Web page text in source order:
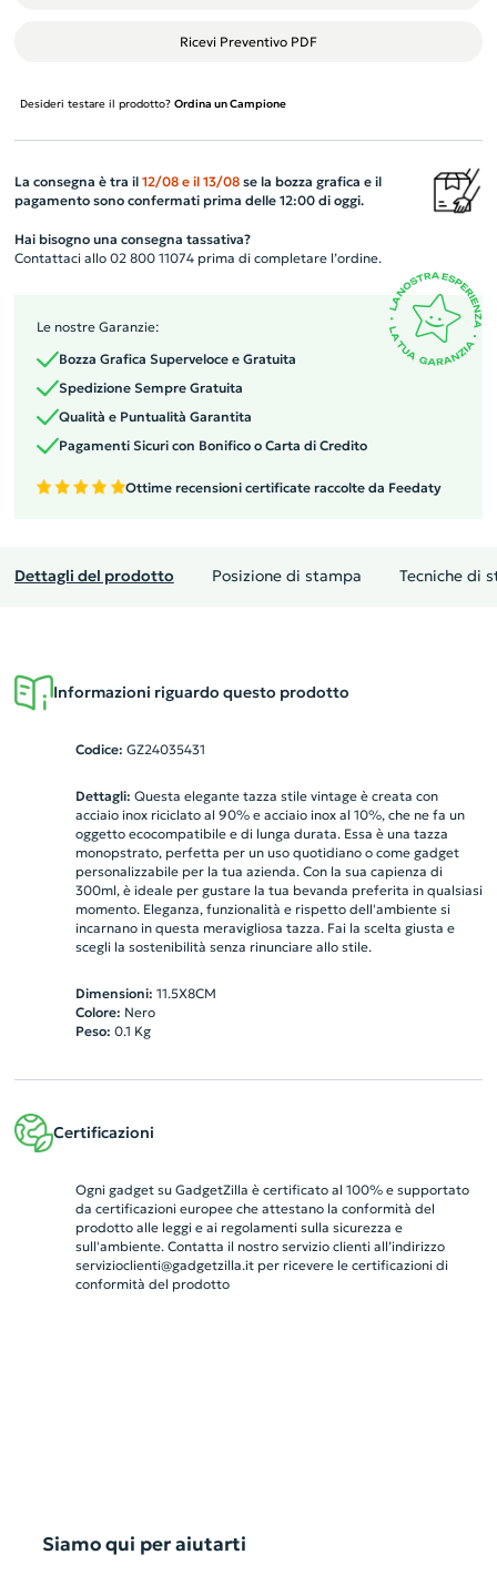
Ricevi Preventivo PDF
Desideri testare il prodotto? Ordina un Campione
La consegna è tra il 12/08 e il 13/08se la bozza grafica e il
pagamento sono confermati prima delle 12:00 di oggi.
Hai bisogno una consegna tassativa?
Contattaci allo 02 800 11074 prima di completare l’ordine.
Le nostre Garanzie:
Bozza Grafica Superveloce e Gratuita
Spedizione Sempre Gratuita
Qualità e Puntualità Garantita
Pagamenti Sicuri con Bonifico o Carta di Credito
Ottime recensioni certificate raccolte da Feedaty
Dettagli del prodotto Posizione di stampa Tecniche di
Informazioni riguardo questo prodotto
Codice: GZ24035431
Dettagli: Questa elegante tazza stile vintage è creata con
acciaio inox riciclato al 90% e acciaio inox al 10%, che ne fa un
oggetto ecocompatibile e di lunga durata. Essa è una tazza
monopstrato, perfetta per un uso quotidiano o come gadget
personalizzabile per la tua azienda. Con la sua capienza di
300ml, è ideale per gustare la tua bevanda preferita in qualsiasi
momento. Eleganza, funzionalità e rispetto dell'ambiente si
incarnano in questa meravigliosa tazza. Fai la scelta giusta e
scegli la sostenibilità senza rinunciare allo stile.
Dimensioni: 11.5X8CM
Colore: Nero
Peso: 0.1 Kg
Certificazioni
Ogni gadget su GadgetZilla è certificato al 100% e supportato
da certificazioni europee che attestano la conformità del
prodotto alle leggi e ai regolamenti sulla sicurezza e
sull'ambiente. Contatta il nostro servizio clienti all’indirizzo
servizioclienti@gadgetzilla.itper ricevere le certificazioni di
conformità del prodotto
Siamo qui per aiutarti